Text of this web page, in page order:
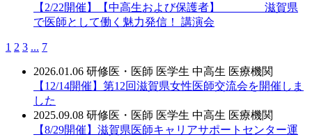
【2/22開催】【中高生および保護者】 滋賀県
で医師として働く魅力発信！ 講演会
1 2 3 ... 7
2026.01.06 研修医・医師 医学生 中高生 医療機関
【12/14開催】第12回滋賀県女性医師交流会を開催しま
した
2025.09.08 研修医・医師 医学生 中高生 医療機関
【8/29開催】滋賀県医師キャリアサポートセンター運